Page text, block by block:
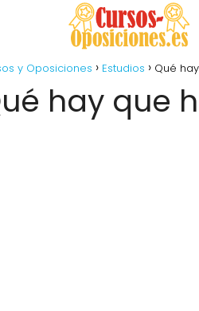
y Oposiciones Estudios Qué
hay que